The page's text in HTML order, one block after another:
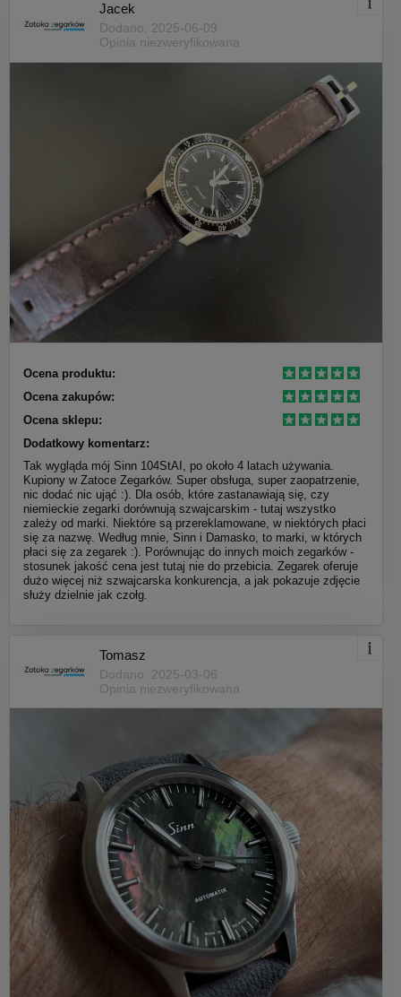
Jacek
Dodano: 2025-06-09
Opinia niezweryfikowana
Ocena produktu:
Ocena zakupów:
Ocena sklepu:
Dodatkowy komentarz:
Tak wygląda mój Sinn 104StAI, po około 4 latach używania.
Kupiony w Zatoce Zegarków. Super obsługa, super zaopatrzenie,
nic dodać nic ująć :). Dla osób, które zastanawiają się, czy
niemieckie zegarki dorównują szwajcarskim - tutaj wszystko
zależy od marki. Niektóre są przereklamowane, w niektórych płaci
się za nazwę. Według mnie, Sinn i Damasko, to marki, w których
płaci się za zegarek :). Porównując do innych moich zegarków -
stosunek jakość cena jest tutaj nie do przebicia. Zegarek oferuje
dużo więcej niż szwajcarska konkurencja, a jak pokazuje zdjęcie
służy dzielnie jak czołg.
Tomasz
Dodano: 2025-03-06
Opinia niezweryfikowana